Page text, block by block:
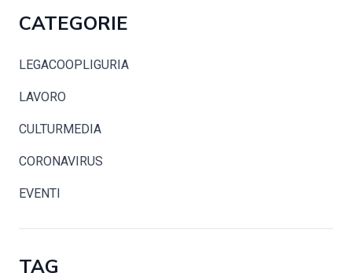
CATEGORIE
LEGACOOPLIGURIA
LAVORO
CULTURMEDIA
CORONAVIRUS
EVENTI
TAG